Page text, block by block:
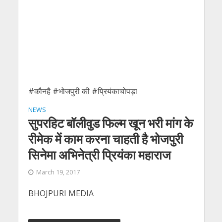
#कौनहै #भोजपुरी की #प्रियंकाचोपड़ा
NEWS
सुपरहिट बॉलीवुड फिल्म खून भरी मांग के
रीमेक में काम करना चाहती है भोजपुरी
सिनेमा अभिनेत्री प्रियंका महाराज
March 19, 2017
BHOJPURI MEDIA